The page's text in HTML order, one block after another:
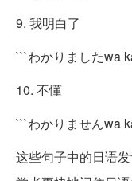
9. 我明白了
```わかりましたwa
10. 不懂
```わかりませんwa
这些句子中的日语